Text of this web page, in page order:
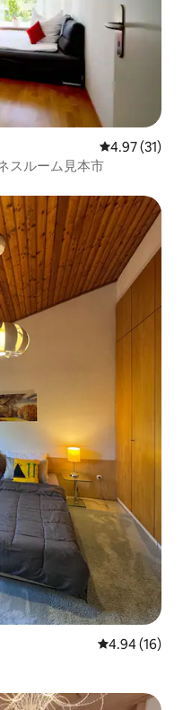
レビュー31
4.97 (31)
- ビジネスルーム見本市
レビュー16
4.94 (16)